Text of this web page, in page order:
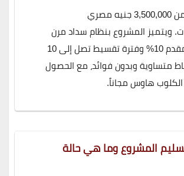
تبدأ الأسعار من 3,500,000 جنيه مصري
ويتميز المشروع بنظام سداد مرن
للغاية يبدأ بمقدم 10% وفترة تقسيط تصل إلى 10
متساوية وبدون فوائد، مع الحصول
هاوس مجاناً.
المشروع وما هي حالة